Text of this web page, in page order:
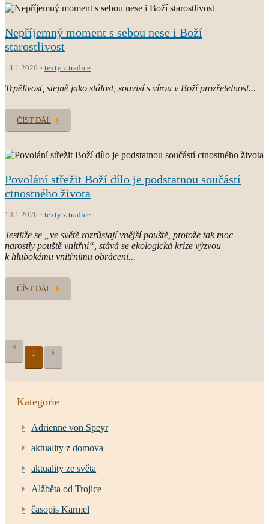
Nepříjemný moment s sebou nese i Boží
starostlivost
14.1.2026 texty z tradice
Trpělivost, stejně jako stálost, souvisí s vírou v Boží prozřetelnost...
ČÍST DÁL
Povolání střežit Boží dílo je podstatnou součástí
ctnostného života
13.1.2026 texty z tradice
Jestliže se „ve světě rozrůstají vnější pouště, protože tak moc
narostly pouště vnitřní“, stává se ekologická krize výzvou
k hlubokému vnitřnímu obrácení...
ČÍST DÁL
1
Kategorie
Adrienne von Speyr
aktuality z domova
aktuality ze světa
Alžběta od Trojice
časopis Karmel